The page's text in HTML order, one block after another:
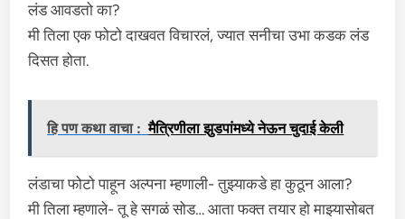
लंड आवडतो का?
मी तिला एक फोटो दाखवत विचारलं, ज्यात सनीचा उभा कडक लंड
दिसत होता.
हि पण कथा वाचा : मैत्रिणीला झुडपांमध्ये नेऊन चुदाई केली
लंडाचा फोटो पाहून अल्पना म्हणाली- तुझ्याकडे हा कुठून आला?
मी तिला म्हणाले- तू हे सगळं सोड… आता फक्त तयार हो माझ्यासोबत